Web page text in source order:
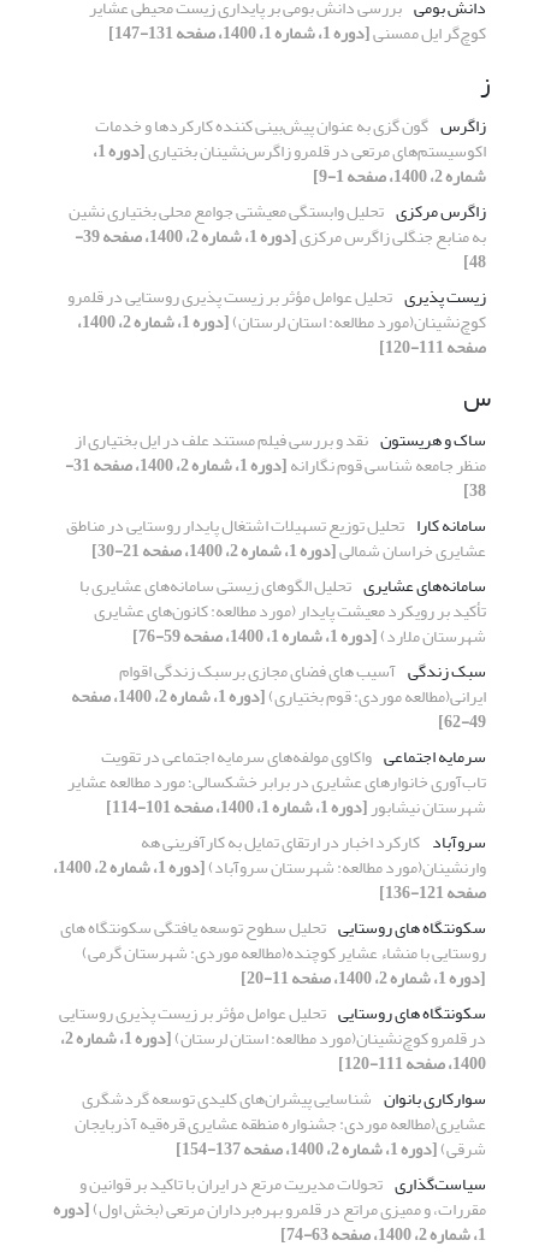
دانش بومی بررسی دانش بومی بر پایداری زیست محیطی عشایر
کوچ‌گر ایل ممسنی[دوره 1، شماره 1، 1400، صفحه 131-147]
ز
زاگرس گون گزی به عنوان پیش‌بینی کننده کارکردها و خدمات
اکوسیستم‌های مرتعی در قلمرو زاگرس‌نشینان بختیاری [دوره 1،
شماره 2، 1400، صفحه 1-9]
زاگرس مرکزی تحلیل وابستگی معیشتی جوامع محلی بختیاری نشین
به منابع جنگلی زاگرس مرکزی [دوره 1، شماره 2، 1400، صفحه 39-
48]
زیست پذیری تحلیل عوامل مؤثر بر زیست پذیری روستایی در قلمرو
کوچ‌نشینان(مورد مطالعه: استان لرستان) [دوره 1، شماره 2، 1400،
صفحه 111-120]
س
ساک و هریستون نقد و بررسی فیلم مستند علف در ایل بختیاری از
منظر جامعه شناسی قوم نگارانه [دوره 1، شماره 2، 1400، صفحه 31-
38]
سامانه کارا تحلیل توزیع تسهیلات اشتغال پایدار روستایی در مناطق
عشایری خراسان شمالی[دوره 1، شماره 2، 1400، صفحه 21-30]
سامانه‌های عشایری تحلیل الگوهای زیستی سامانه‌های عشایری با
تأکید بر رویکرد معیشت پایدار (مورد مطالعه: کانون‌های عشایری
شهرستان ملارد)[دوره 1، شماره 1، 1400، صفحه 59-76]
سبک زندگی آسیب های فضای مجازی برسبک زندگی اقوام
ایرانی(مطالعه موردی: قوم بختیاری) [دوره 1، شماره 2، 1400، صفحه
49-62]
سرمایه اجتماعی واکاوی مولفه‌های سرمایه اجتماعی در تقویت
تا‌ب‌آوری خانوار‌های عشایری در برابر خشکسالی؛ مورد مطالعه عشایر
شهرستان نیشابور[دوره 1، شماره 1، 1400، صفحه 101-114]
سروآباد کارکرد اخبار در ارتقای تمایل به کارآفرینی هه
وارنشینان(مورد مطالعه: شهرستان سروآباد) [دوره 1، شماره 2، 1400،
صفحه 121-136]
سکونتگاه های روستایی تحلیل سطوح توسعه یافتگی سکونتگاه های
روستایی با منشاء عشایر کوچنده(مطالعه موردی: شهرستان گرمی)
[دوره 1، شماره 2، 1400، صفحه 11-20]
سکونتگاه های روستایی تحلیل عوامل مؤثر بر زیست پذیری روستایی
در قلمرو کوچ‌نشینان(مورد مطالعه: استان لرستان) [دوره 1، شماره 2،
1400، صفحه 111-120]
سوارکاری بانوان شناسایی پیشران‌های کلیدی توسعه گردشگری
عشایری(مطالعه موردی: جشنواره منطقه عشایری قره‌قیه آذربایجان
شرقی)[دوره 1، شماره 2، 1400، صفحه 137-154]
سیاست‌گذاری تحولات مدیریت مرتع در ایران با تاکید بر قوانین و
مقررات، و ممیزی مراتع در قلمرو بهره‌برداران مرتعی (بخش اول)[دوره
1، شماره 2، 1400، صفحه 63-74]